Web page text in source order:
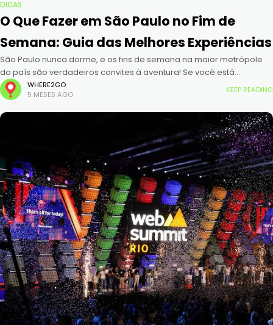
DICAS
O Que Fazer em São Paulo no Fim de
Semana: Guia das Melhores Experiências
São Paulo nunca dorme, e os fins de semana na maior metrópole
do país são verdadeiros convites à aventura! Se você está
procurando experiências únicas para quebrar a rotina, chegou
WHERE2GO
5 MESES AGO
KEEP READING